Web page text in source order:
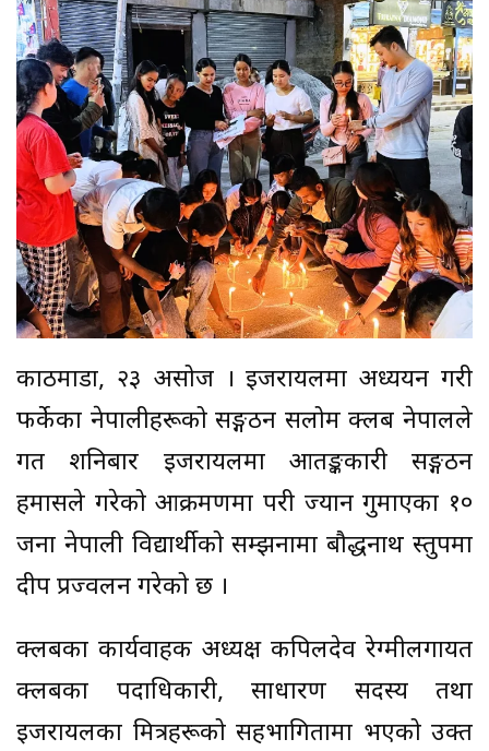
काठमाडौँ, २३ असोज । इजरायलमा अध्ययन गरी
फर्केका नेपालीहरूको सङ्गठन सलोम क्लब नेपालले
गत शनिबार इजरायलमा आतङ्ककारी सङ्गठन
हमासले गरेको आक्रमणमा परी ज्यान गुमाएका १०
जना नेपाली विद्यार्थीको सम्झनामा बौद्धनाथ स्तुपमा
दीप प्रज्वलन गरेको छ ।
क्लबका कार्यवाहक अध्यक्ष कपिलदेव रेग्मीलगायत
क्लबका पदाधिकारी, साधारण सदस्य तथा
इजरायलका मित्रहरूको सहभागितामा भएको उक्त